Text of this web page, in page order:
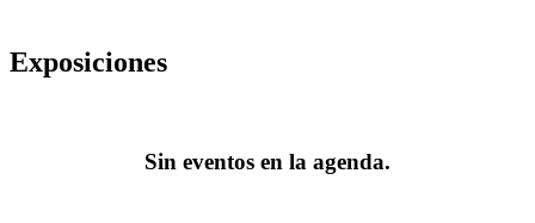
Exposiciones
Sin eventos en la agenda.